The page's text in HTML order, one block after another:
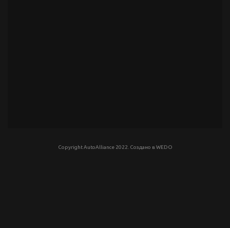
Copyright AutoAlliance 2022. Создано вWEDO